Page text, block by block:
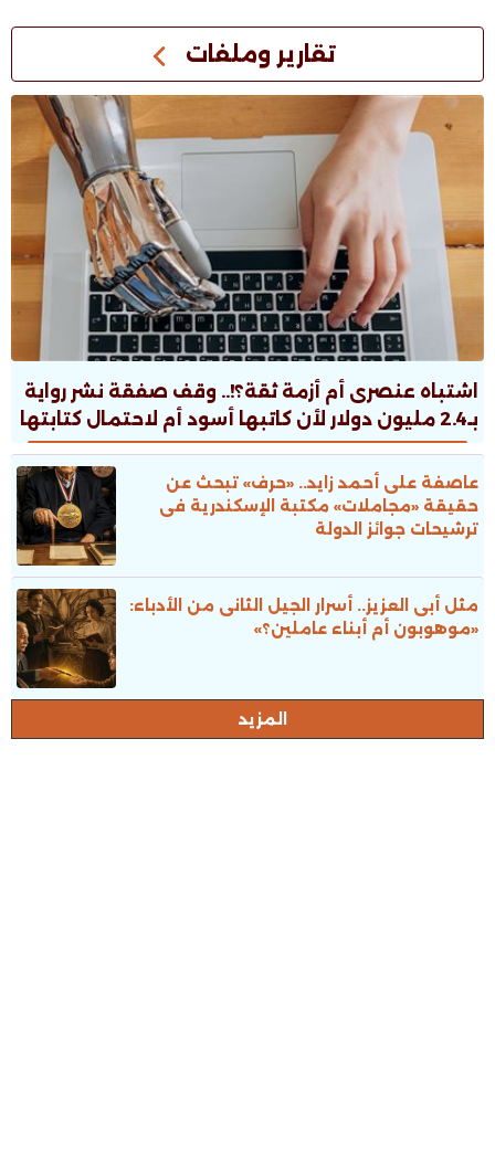
تقارير وملفات
اشتباه عنصرى أم أزمة ثقة؟!.. وقف صفقة نشر رواية
بـ2.4 مليون دولار لأن كاتبها أسود أم لاحتمال كتابتها
بالـAI؟!
عاصفة على أحمد زايد.. «حرف» تبحث عن
حقيقة «مجاملات» مكتبة الإسكندرية فى
ترشيحات جوائز الدولة
مثل أبى العزيز.. أسرار الجيل الثانى من الأدباء:
«موهوبون أم أبناء عاملين؟»
المزيد